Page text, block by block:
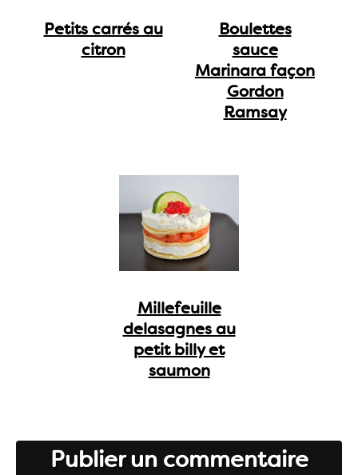
Petits carrés au
citron
Boulettes
sauce
Marinara façon
Gordon
Ramsay
Millefeuille
delasagnes au
petit billy et
saumon
Publier un commentaire